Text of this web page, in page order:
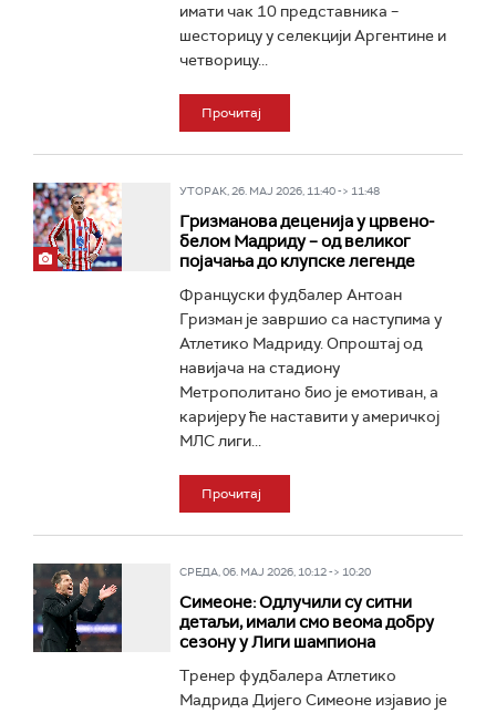
имати чак 10 представника –
шесторицу у селекцији Аргентине и
четворицу...
Прочитај
УТОРАК, 26. МАЈ 2026, 11:40 -> 11:48
Гризманова деценија у црвено-
белом Мадриду – од великог
појачања до клупске легенде
Француски фудбалер Антоан
Гризман је завршио са наступима у
Атлетико Мадриду. Опроштај од
навијача на стадиону
Метрополитано био је емотиван, а
каријеру ће наставити у америчкој
МЛС лиги...
Прочитај
СРЕДА, 06. МАЈ 2026, 10:12 -> 10:20
Симеоне: Одлучили су ситни
детаљи, имали смо веома добру
сезону у Лиги шампиона
Тренер фудбалера Атлетико
Мадрида Дијего Симеоне изјавио је